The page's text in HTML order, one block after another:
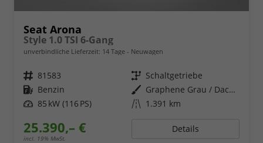
Seat Arona
Style 1.0 TSI 6-Gang
unverbindliche Lieferzeit: 14 Tage Neuwagen
Fahrzeugnr. 81583 Getriebe Schaltgetriebe
Kraftstoff Benzin Außenfarbe
Graphene Grau / Dach in Midnight Schwarz Metallic
Leistung 85 kW (116 PS) Kilometerstand 1.391 km
25.390,– €
incl. 19% MwSt.
Details